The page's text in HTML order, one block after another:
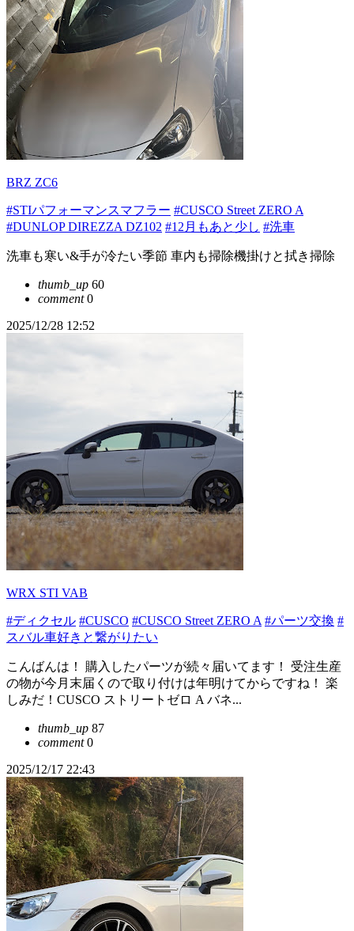
BRZ ZC6
#STIパフォーマンスマフラー #CUSCO Street ZERO A
#DUNLOP DIREZZA DZ102 #12月もあと少し #洗車
洗車も寒い&手が冷たい季節 車内も掃除機掛けと拭き掃除
thumb_up 60
comment0
2025/12/28 12:52
WRX STI VAB
#ディクセル #CUSCO #CUSCO Street ZERO A #パーツ交換 #
スバル車好きと繋がりたい
こんばんは！ 購入したパーツが続々届いてます！ 受注生産
の物が今月末届くので取り付けは年明けてからですね！ 楽
しみだ！CUSCO ストリートゼロ A バネ...
thumb_up 87
comment0
2025/12/17 22:43